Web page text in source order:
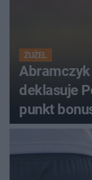
ŻUŻEL
deklasuje
punkt